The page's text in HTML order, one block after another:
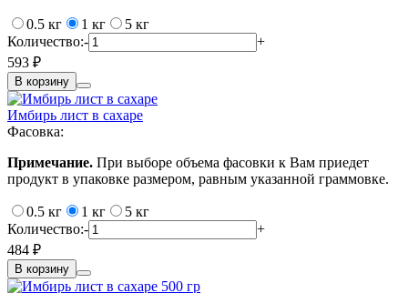
0.5 кг 1 кг
5 кг
Количество:-
+
593 ₽
В корзину
Имбирь лист в сахаре
Фасовка:
Примечание. При выборе объема фасовки к Вам приедет
продукт в упаковке размером, равным указанной граммовке.
0.5 кг 1 кг
5 кг
Количество:-
+
484 ₽
В корзину